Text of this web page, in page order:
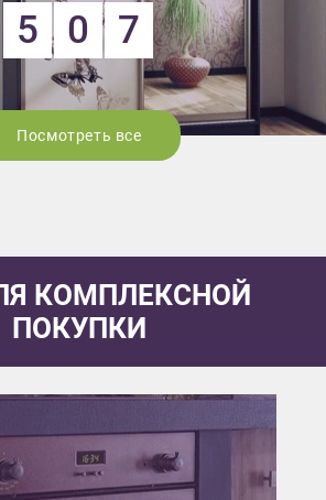
5 0 7
Посмотреть все
КОМПЛЕКСНОЙ
ПОКУПКИ